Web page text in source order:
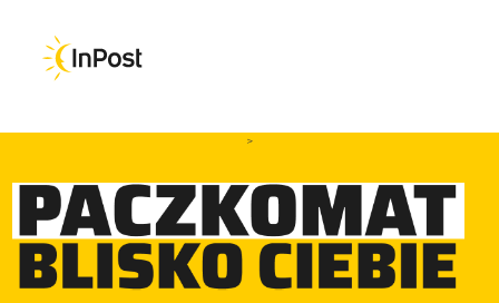
Przejdź do głównej nawigacji
Przejdź do treści
Przejdź do stopki
>